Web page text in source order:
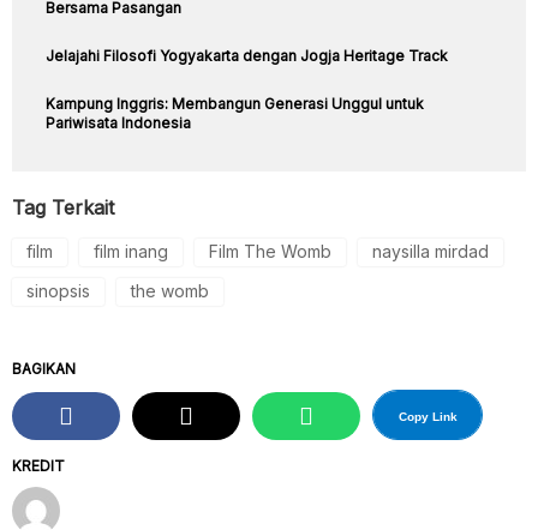
Bersama Pasangan
Jelajahi Filosofi Yogyakarta dengan Jogja Heritage Track
Kampung Inggris: Membangun Generasi Unggul untuk
Pariwisata Indonesia
Tag Terkait
film film inang Film The Womb
naysilla mirdad
sinopsis
the womb
KREDIT
BAGIKAN
Copy Link